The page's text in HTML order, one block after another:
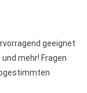
geeignet
mehr! Fragen